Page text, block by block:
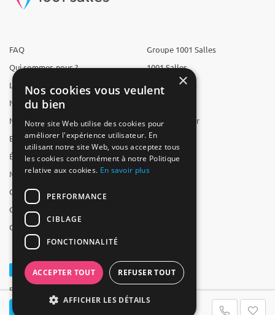
FAQ
Qui sommes-nous ?
L'équipe
Nous recrutons
Nos partenaires
Espace presse
Études
Mentions légales
CGV
CGU
Contact
Groupe 1001 Salles
1001 Salles
1001 Traiteurs
Reserverunbar
MP2
Powered by Groupe 1001Salles
×
Nos cookies vous veulent
du bien
Notre site Web utilise des cookies pour
améliorer l'expérience utilisateur. En
utilisant notre site Web, vous acceptez tous
les cookies conformément à notre Politique
relative aux cookies. En savoir plus
PERFORMANCE
CIBLAGE
FONCTIONNALITÉ
ACCEPTER TOUT REFUSER TOUT
AFFICHER LES DÉTAILS